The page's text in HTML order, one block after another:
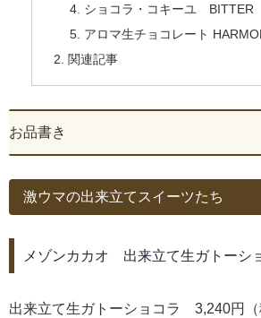
ショコラ・コキーユ BITTER
アロマ生チョコレート
関連記事
お品書き
激ウマの出来立てスイーツたち
メゾンカカオ 出来立て生ガトーシ
出来立て生ガトーショコラ 3,240円（